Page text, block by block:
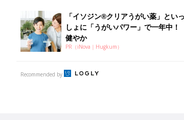
授乳の悩みや初めての離乳食作りに役立つ
子育てとお金
妊娠・出産・育児にかかる費用やもらえる補助
金・助成金を解説